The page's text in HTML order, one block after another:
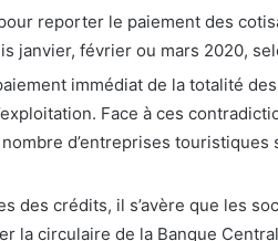
reporter le paiement des
janvier, février ou mars 2020,
immédiat de la totalité
Face à ces
d’entreprises
des crédits, il s’avère que les
la circulaire de la Banque